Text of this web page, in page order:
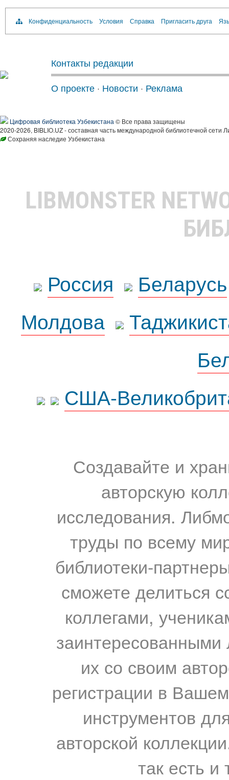
Конфиденциальность Условия Справка Пригласить друга
Контакты редакции
О проекте · Новости · Реклама
Цифровая библиотека Узбекистана © Все права защищены
2020-2026, BIBLIO.UZ - составная часть международной библиотечной сети
Сохраняя наследие Узбекистана
LIBMONSTER
Россия
Беларусь
Молдова
США-
Создавайте и
авторскую
исследования.
труды по всему
библиотеки-
сможете делиться
коллегами,
их со своим
регистрации в
инструментов
авторской
так есть и